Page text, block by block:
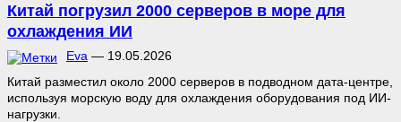
Китай погрузил 2000 серверов в море для
охлаждения ИИ
Eva — 19.05.2026
Китай разместил около 2000 серверов в подводном дата-центре,
используя морскую воду для охлаждения оборудования под ИИ-
нагрузки.